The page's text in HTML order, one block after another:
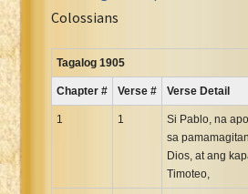
Russian Synodal 1876 Bible
Russian Synodal Bible Win-1251
Colossians
Tagalog 1905
Chapter # Verse # Verse Detail
1 1
Si Pablo, na
sa
Dios, at ang
Timoteo,